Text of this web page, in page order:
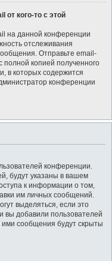
от кого-то с этой
на данной конференции
отслеживания
Отправьте email-
копией полученного
в которых содержится
конференции
конференции.
будут указаны в вашем
к информации о том,
им личных сообщений.
выделяться, если это
вы добавили пользователей
сообщения будут скрыты